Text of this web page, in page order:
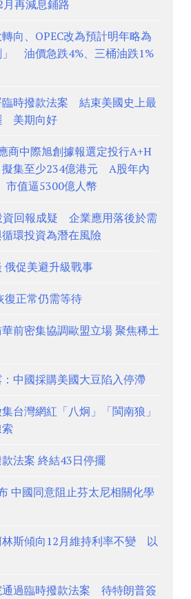
再減息鋪路
向、OPEC改為預計明年略為
」 油價急跌4%、三桶油跌1%
臨時撥款法案 結束美國史上最
美期向好
商中際旭創據報選定投行A+H
擬集至少234億港元 A股年內
市值逼5300億人幣
資回報成疑 企業應用落後於需
環投資為潛在風險
俄促美避升級戰事
復正常仍需等待
前密集協調歐盟立場 聚焦稀土
中國採購美國大豆陷入停滯
台灣網紅「八炯」「閩南狼」
法案 終結43日停擺
中國同意阻止芬太尼相關化學
林斯傾向12月維持利率不變 以
通過臨時撥款法案 待特朗普簽